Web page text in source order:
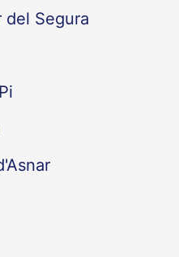
del Segura